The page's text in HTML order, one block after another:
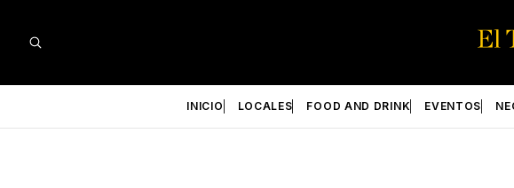
INICIO LOCALES FOOD AND DRINK EVENTOS